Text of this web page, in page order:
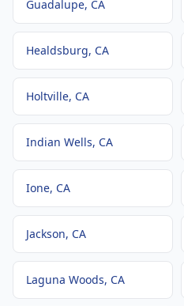
Guadalupe, CA
Healdsburg, CA
Holtville, CA
Indian Wells, CA
Ione, CA
Jackson, CA
Laguna Woods, CA